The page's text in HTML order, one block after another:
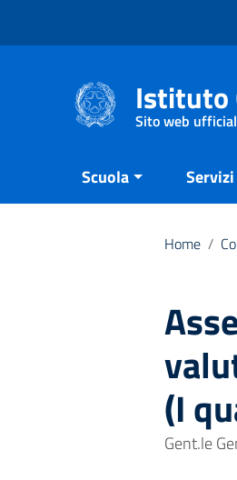
Istituto
Sito web
Scuola Servizi
Home /
(I
Gent.le